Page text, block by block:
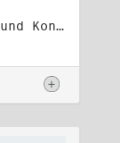
Titel: Koordinierungsgruppe und Kontakttelefongruppe